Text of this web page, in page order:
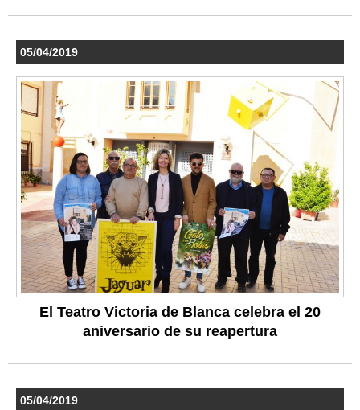
05/04/2019
El Teatro Victoria de Blanca celebra el 20
aniversario de su reapertura
05/04/2019